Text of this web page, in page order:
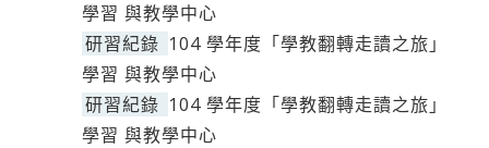
學習 與教學中心
研習紀錄 104 學年度「學教翻轉走讀之旅」
學習 與教學中心
研習紀錄 104 學年度「學教翻轉走讀之旅」
學習 與教學中心